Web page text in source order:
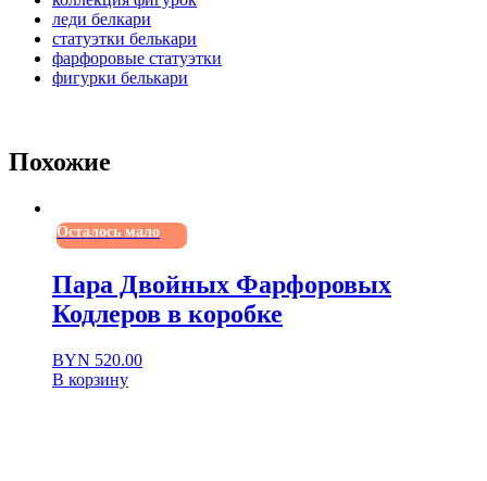
леди белкари
статуэтки белькари
фарфоровые статуэтки
фигурки белькари
Похожие
Осталось мало
Пара Двойных Фарфоровых
Кодлеров в коробке
BYN 520.00
В корзину